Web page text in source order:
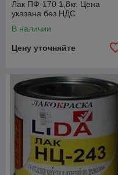
Лак ПФ-170 1,8кг. Цена
указана без НДС
В наличии
Цену уточняйте